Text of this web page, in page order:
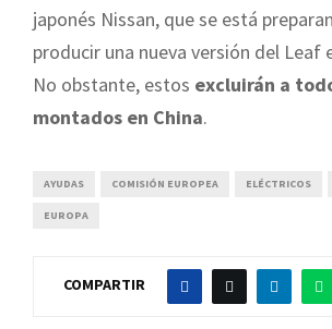
japonés Nissan, que se está
producir una nueva versión del Leaf
No obstante, estos excluirán a
montados en China.
AYUDAS COMISIÓN EUROPEA ELÉCTRICOS
EUROPA
COMPARTIR